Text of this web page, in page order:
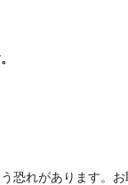
れがあります。お